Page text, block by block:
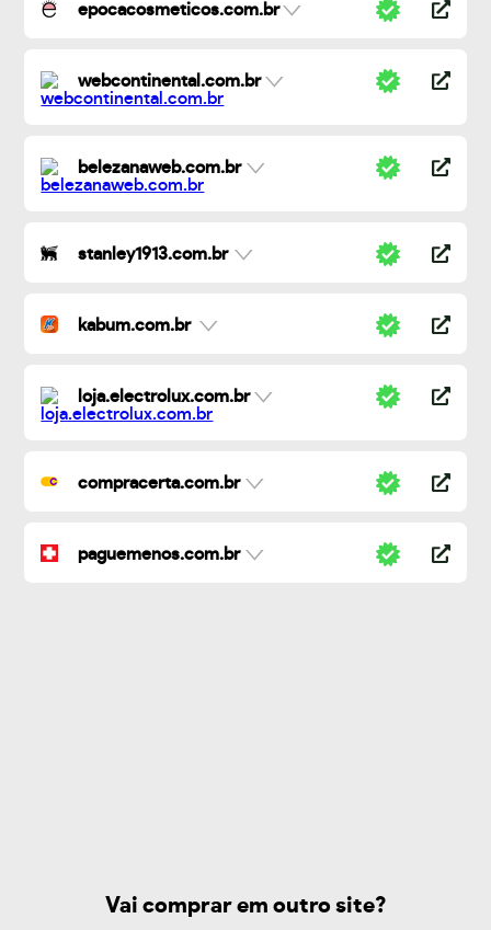
epocacosmeticos.com.br
webcontinental.com.br
belezanaweb.com.br
stanley1913.com.br
kabum.com.br
loja.electrolux.com.br
compracerta.com.br
paguemenos.com.br
Vai comprar em outro site?